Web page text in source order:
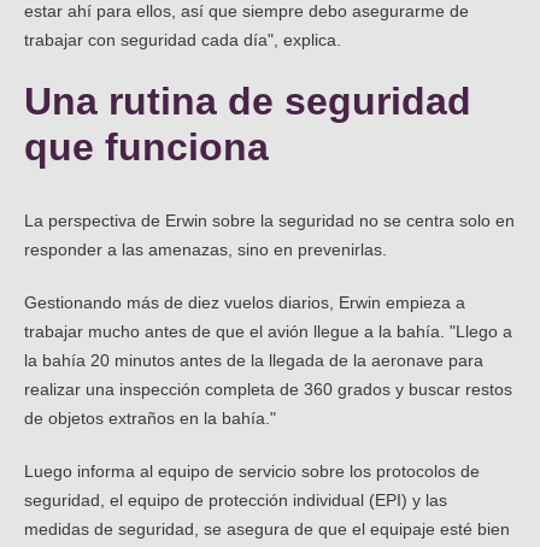
estar ahí para ellos, así que siempre debo asegurarme de
trabajar con seguridad cada día", explica.
Una rutina de seguridad
que funciona
La perspectiva de Erwin sobre la seguridad no se centra solo en
responder a las amenazas, sino en prevenirlas.
Gestionando más de diez vuelos diarios, Erwin empieza a
trabajar mucho antes de que el avión llegue a la bahía. "Llego a
la bahía 20 minutos antes de la llegada de la aeronave para
realizar una inspección completa de 360 grados y buscar restos
de objetos extraños en la bahía."
Luego informa al equipo de servicio sobre los protocolos de
seguridad, el equipo de protección individual (EPI) y las
medidas de seguridad, se asegura de que el equipaje esté bien